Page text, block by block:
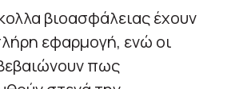
βιοασφάλειας έχουν
εφαρμογή, ενώ οι
πως